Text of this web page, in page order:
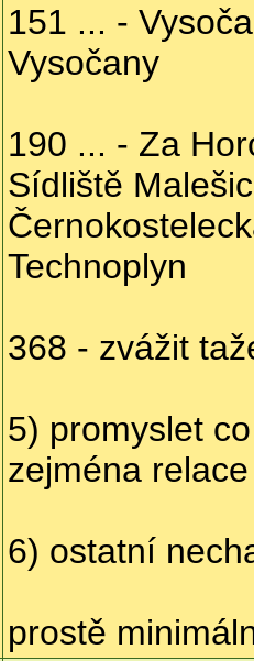
151 ... -
Vysočany
190 ... - Za
Sídliště
Technoplyn
368 - zvážit
5) promyslet
zejména
6) ostatní
prostě